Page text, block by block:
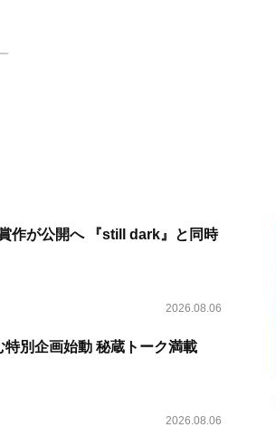
作が公開へ 『still dark』と同時
2026.08.06
別企画始動 秘蔵トーク満載
2026.08.06